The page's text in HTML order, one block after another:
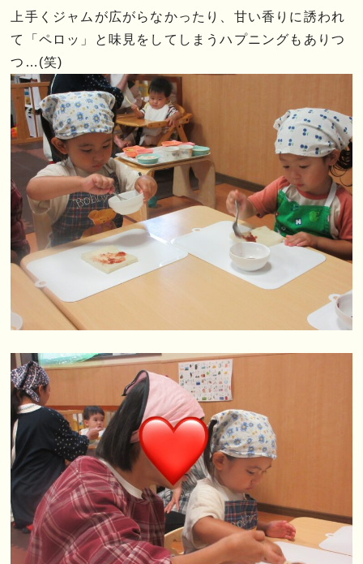
上手くジャムが広がらなかったり、甘い香りに誘われ
て「ペロッ」と味見をしてしまうハプニングもありつ
つ…(笑)